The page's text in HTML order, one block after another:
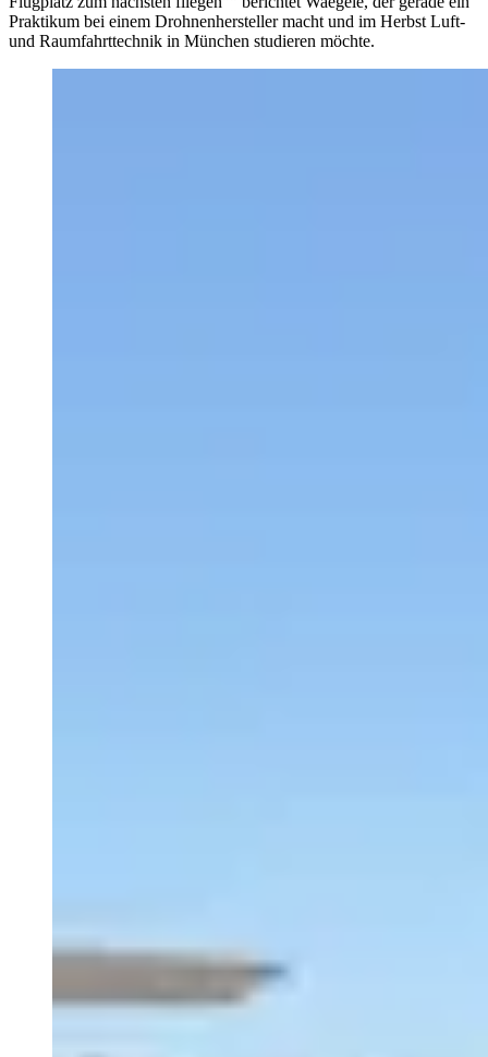
Praktikum bei einem Drohnenhersteller macht und im Herbst Luft-
und Raumfahrttechnik in München studieren möchte.